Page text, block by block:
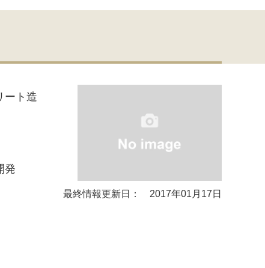
ート造
発
最終情報更新日： 2017年01月17日